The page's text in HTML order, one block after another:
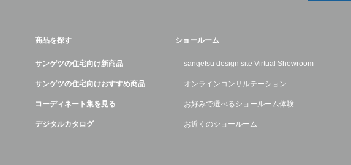
商品を探す
サンゲツの住宅向け新商品
サンゲツの住宅向けおすすめ商品
コーディネート集を見る
デジタルカタログ
ショールーム
sangetsu design site Virtual Showroom
オンラインコンサルテーション
お好みで選べるショールーム体験
お近くのショールーム